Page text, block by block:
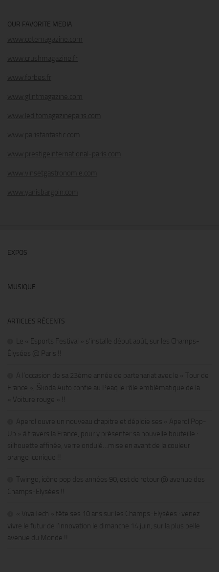
OUR FAVORITE MEDIA
www.cotemagazine.com
www.crushmagazine.fr
www.forbes.fr
www.glintmagazine.com
www.leditomagazineparis.com
www.parisfantastic.com
www.prestigeinternational-paris.com
www.vinsetgastronomie.com
www.yanisbargoin.com
EXPOS
MUSIQUE
ARTICLES RÉCENTS
Le « Esports Festival » s’installe début août, sur les Champs-
Élysées @ Paris !!
A l’occasion de sa 23ème année de partenariat avec le « Tour de
France », Škoda Auto confie au Peaq le rôle emblématique de la
« Voiture rouge » !!
Aperol ouvre un nouveau chapitre et déploie ses « Aperol Pop-
Up » à travers la France, pour y présenter sa nouvelle bouteille :
silhouette affinée, verre ondulé…mise en avant de la couleur
orange iconique !!
Twingo, icône pop des années 90, est de retour @ avenue des
Champs-Elysées !!
« VivaTech » fête ses 10 ans sur les Champs-Elysées : venez
vivre le futur de l’innovation le dimanche 14 juin, sur la plus belle
avenue du Monde !!